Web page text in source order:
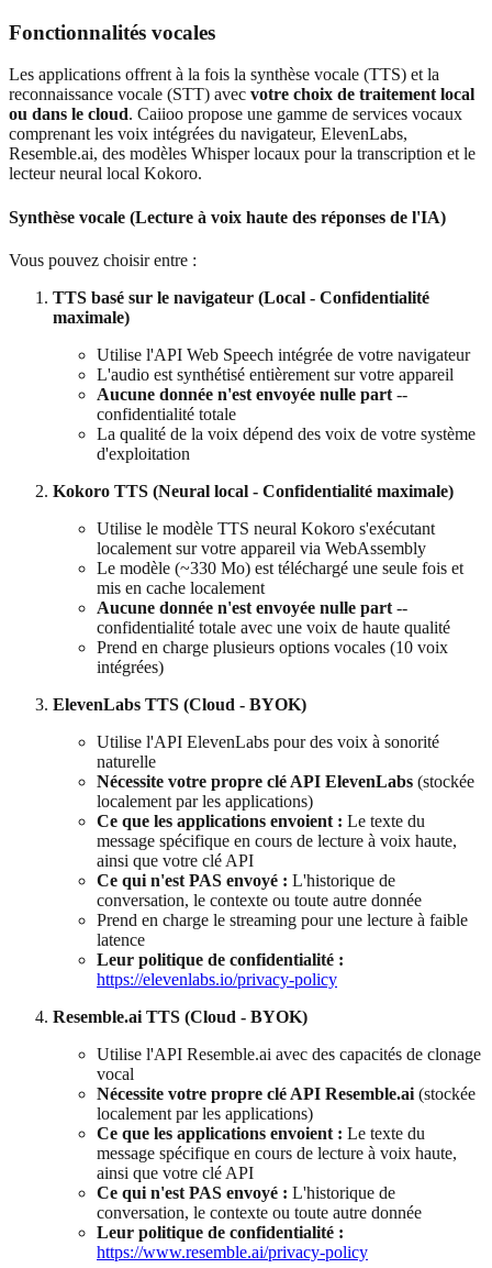
Fonctionnalités vocales
Les applications offrent à la fois la synthèse vocale (TTS) et la
reconnaissance vocale (STT) avec votre choix de traitement local
ou dans le cloud. Caiioo propose une gamme de services vocaux
comprenant les voix intégrées du navigateur, ElevenLabs,
Resemble.ai, des modèles Whisper locaux pour la transcription et le
lecteur neural local Kokoro.
Synthèse vocale (Lecture à voix haute des réponses de l'IA)
Vous pouvez choisir entre :
TTS basé sur le navigateur (Local - Confidentialité
maximale)
Utilise l'API Web Speech intégrée de votre navigateur
L'audio est synthétisé entièrement sur votre appareil
Aucune donnée n'est envoyée nulle part --
confidentialité totale
La qualité de la voix dépend des voix de votre système
d'exploitation
Kokoro TTS (Neural local - Confidentialité maximale)
Utilise le modèle TTS neural Kokoro s'exécutant
localement sur votre appareil via WebAssembly
Le modèle (~330 Mo) est téléchargé une seule fois et
mis en cache localement
Aucune donnée n'est envoyée nulle part --
confidentialité totale avec une voix de haute qualité
Prend en charge plusieurs options vocales (10 voix
intégrées)
ElevenLabs TTS (Cloud - BYOK)
Utilise l'API ElevenLabs pour des voix à sonorité
naturelle
Nécessite votre propre clé API ElevenLabs (stockée
localement par les applications)
Ce que les applications envoient : Le texte du
message spécifique en cours de lecture à voix haute,
ainsi que votre clé API
Ce qui n'est PAS envoyé : L'historique de
conversation, le contexte ou toute autre donnée
Prend en charge le streaming pour une lecture à faible
latence
Leur politique de confidentialité :
https://elevenlabs.io/privacy-policy
Resemble.ai TTS (Cloud - BYOK)
Utilise l'API Resemble.ai avec des capacités de clonage
vocal
Nécessite votre propre clé API Resemble.ai (stockée
localement par les applications)
Ce que les applications envoient : Le texte du
message spécifique en cours de lecture à voix haute,
ainsi que votre clé API
Ce qui n'est PAS envoyé : L'historique de
conversation, le contexte ou toute autre donnée
Leur politique de confidentialité :
https://www.resemble.ai/privacy-policy